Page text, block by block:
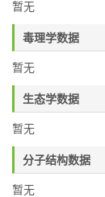
暂无
毒理学数据
暂无
生态学数据
暂无
分子结构数据
暂无